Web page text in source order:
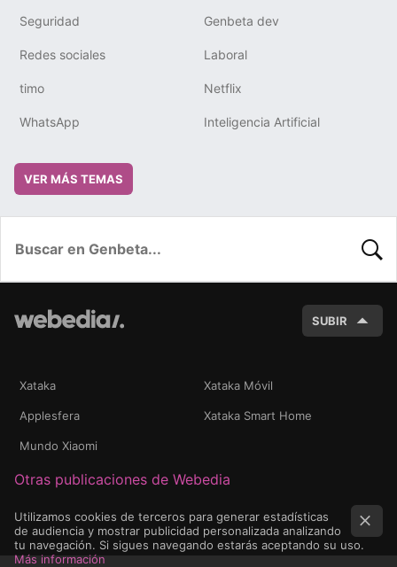
Seguridad Genbeta dev
Redes sociales Laboral
timo Netflix
WhatsApp Inteligencia Artificial
VER MÁS TEMAS
SUBIR
Xataka Xataka Móvil
Applesfera Xataka Smart Home
Mundo Xiaomi
Otras publicaciones de Webedia
Utilizamos cookies de terceros para generar estadísticas
de audiencia y mostrar publicidad personalizada analizando
tu navegación. Si sigues navegando estarás aceptando su uso.
Más información